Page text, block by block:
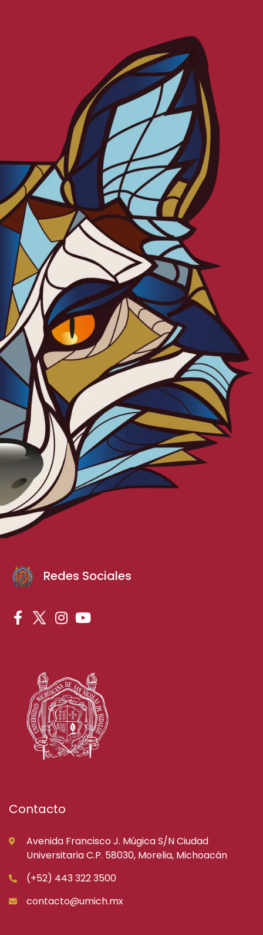
Redes Sociales
Contacto
Avenida Francisco J. Múgica S/N Ciudad
Universitaria C.P. 58030, Morelia, Michoacán
(+52) 443 322 3500
contacto@umich.mx